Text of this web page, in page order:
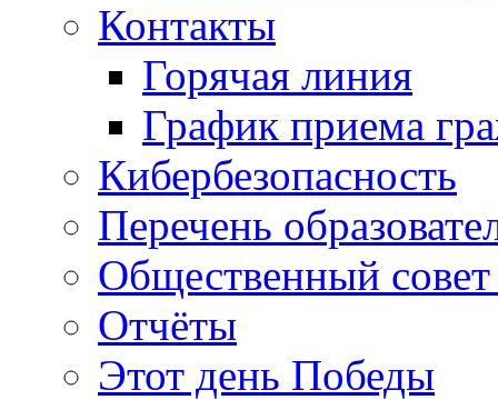
Контакты
Горячая линия
График приема
Кибербезопасность
Перечень
Общественный
Отчёты
Этот день Победы